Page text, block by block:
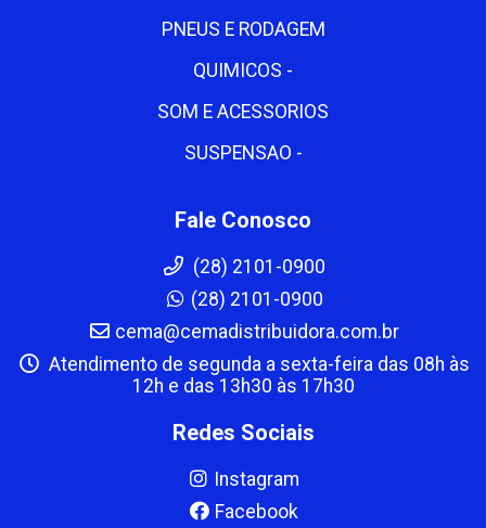
PNEUS E RODAGEM
QUIMICOS -
SOM E ACESSORIOS
SUSPENSAO -
Fale Conosco
(28) 2101-0900
(28) 2101-0900
cema@cemadistribuidora.com.br
Atendimento de segunda a sexta-feira das 08h às
12h e das 13h30 às 17h30
Redes Sociais
Instagram
Facebook